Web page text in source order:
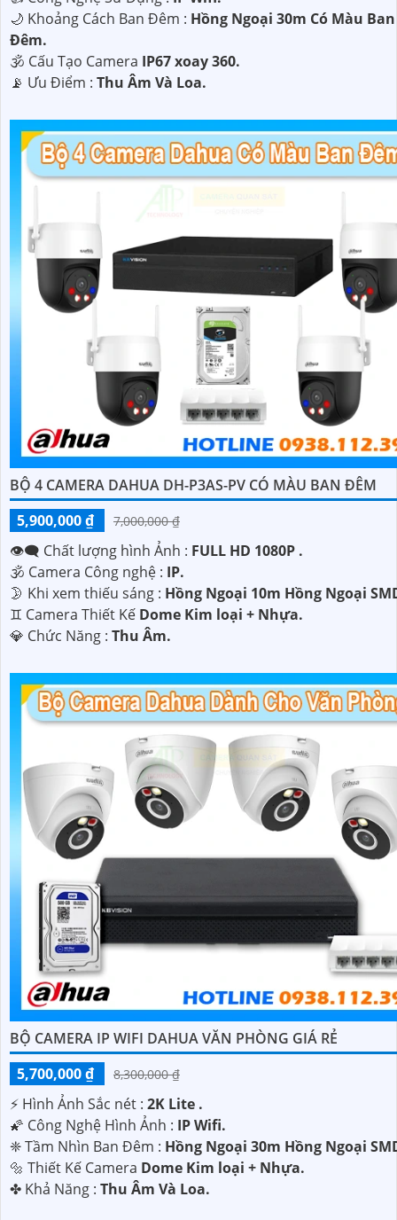
🌙 Khoảng Cách Ban Đêm : Hồng Ngoại 30m Có Màu Ban
Ðêm.
🕉️ Cấu Tạo Camera IP67 xoay 360.
️📡 Ưu Điểm : Thu Âm Và Loa.
BỘ 4 CAMERA DAHUA DH-P3AS-PV CÓ MÀU BAN ĐÊM
5,900,000 ₫
7,000,000 ₫
👁️‍🗨 Chất lượng hình Ảnh : FULL HD 1080P .
🕉️ Camera Công nghệ : IP.
🌛 Khi xem thiếu sáng : Hồng Ngoại 10m Hồng Ngoại
♊ Camera Thiết Kế Dome Kim loại + Nhựa.
️💎 Chức Năng : Thu Âm.
BỘ CAMERA IP WIFI DAHUA VĂN PHÒNG GIÁ RẺ
5,700,000 ₫
8,300,000 ₫
️⚡ Hình Ảnh Sắc nét : 2K Lite .
🌠 Công Nghệ Hình Ảnh : IP Wifi.
❈ Tầm Nhìn Ban Đêm : Hồng Ngoại 30m Hồng Ngoại
🔩 Thiết Kế Camera Dome Kim loại + Nhựa.
️✤ Khả Năng : Thu Âm Và Loa.